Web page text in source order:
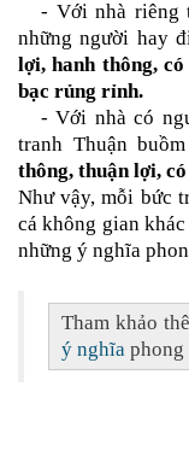
- Với nhà riêng
những người hay
lợi, hanh thông,
bạc rủng rỉnh.
- Với nhà có
tranh Thuận
thông, thuận lợi,
Như vậy, mỗi bức
cá không gian
những ý nghĩa
Tham khảo
ý nghĩa phong